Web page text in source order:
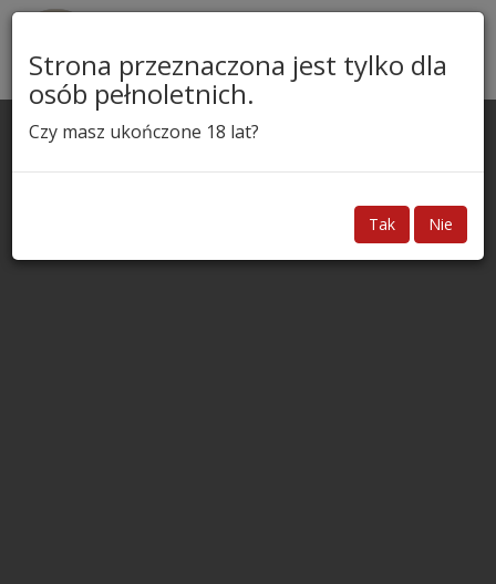
Strona przeznaczona jest tylko dla
osób pełnoletnich.
Czy masz ukończone 18 lat?
Tak Nie
Skip
content